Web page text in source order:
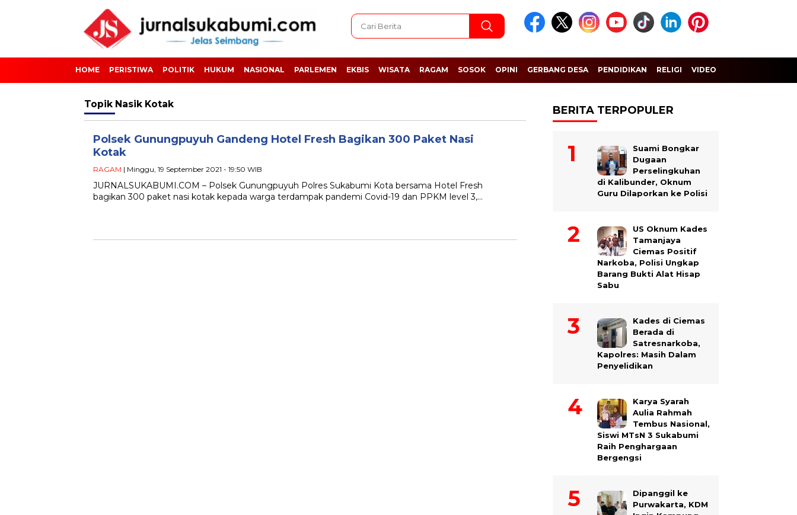
HOME PERISTIWA POLITIK HUKUM NASIONAL PARLEMEN EKBIS WISATA RAGAM SOSOK OPINI GERBANG DESA PENDIDIKAN RELIGI VIDEO
Topik Nasik Kotak
Polsek Gunungpuyuh Gandeng Hotel Fresh Bagikan 300 Paket Nasi
Kotak
RAGAM | Minggu, 19 September 2021 - 19:50 WIB
JURNALSUKABUMI.COM – Polsek Gunungpuyuh Polres Sukabumi Kota bersama Hotel Fresh
bagikan 300 paket nasi kotak kepada warga terdampak pandemi Covid-19 dan PPKM level 3,…
BERITA TERPOPULER
Suami Bongkar
Dugaan
Perselingkuhan
di Kalibunder, Oknum
Guru Dilaporkan ke Polisi
US Oknum Kades
Tamanjaya
Ciemas Positif
Narkoba, Polisi Ungkap
Barang Bukti Alat Hisap
Sabu
Kades di Ciemas
Berada di
Satresnarkoba,
Kapolres: Masih Dalam
Penyelidikan
Karya Syarah
Aulia Rahmah
Tembus Nasional,
Siswi MTsN 3 Sukabumi
Raih Penghargaan
Bergengsi
Dipanggil ke
Purwakarta, KDM